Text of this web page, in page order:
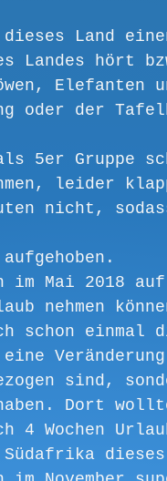
Land
Landes
Elefanten
oder der
5er Gruppe
leider
nicht,
im Mai 2018
nehmen
schon einmal
sind,
Dort
Wochen